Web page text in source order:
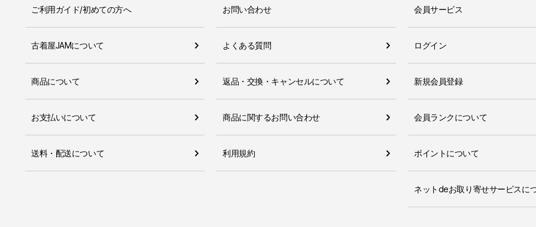
ご利用ガイド/初めての方へ
古着屋JAMについて
商品について
お支払いについて
送料・配送について
お問い合わせ
よくある質問
返品・交換・キャンセルについて
商品に関するお問い合わせ
利用規約
会員サービス
ログイン
新規会員登録
会員ランクについて
ポイントについて
ネットdeお取り寄せサービスに